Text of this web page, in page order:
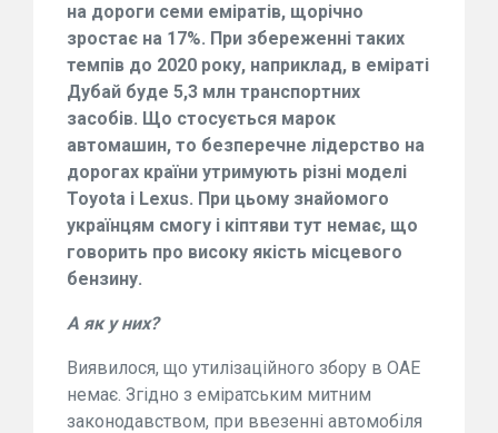
на дороги семи еміратів, щорічно
зростає на 17%. При збереженні таких
темпів до 2020 року, наприклад, в еміраті
Дубай буде 5,3 млн транспортних
засобів. Що стосується марок
автомашин, то безперечне лідерство на
дорогах країни утримують різні моделі
Toyota і Lexus. При цьому знайомого
українцям смогу і кіптяви тут немає, що
говорить про високу якість місцевого
бензину.
А як у них?
Виявилося, що утилізаційного збору в ОАЕ
немає. Згідно з еміратським митним
законодавством, при ввезенні автомобіля